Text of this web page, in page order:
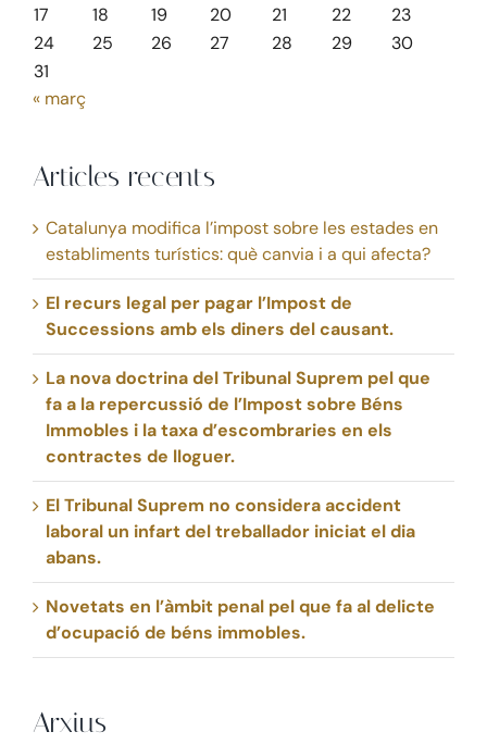
17
18 19 20 21 22
23
24
25 26 27 28 29
30
31
« març
Articles recents
Catalunya modifica l’impost sobre les estades en
establiments turístics: què canvia i a qui afecta?
El recurs legal per pagar l’Impost de
Successions amb els diners del causant.
La nova doctrina del Tribunal Suprem pel que
fa a la repercussió de l’Impost sobre Béns
Immobles i la taxa d’escombraries en els
contractes de lloguer.
El Tribunal Suprem no considera accident
laboral un infart del treballador iniciat el dia
abans.
Novetats en l’àmbit penal pel que fa al delicte
d’ocupació de béns immobles.
Arxius